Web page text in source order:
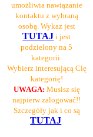
umożliwia nawiązanie
kontaktu z wybraną
osobą. Wykaz jest
TUTAJ i jest
podzielony na 5
kategorii.
Wybierz interesującą Cię
kategorię!
UWAGA: Musisz się
najpierw zalogować!!
Szczegóły jak i co są
TUTAJ